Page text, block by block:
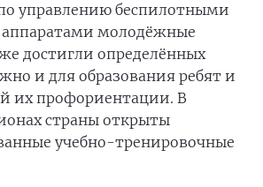
управлению беспилотными
молодёжные
достигли определённых
и для образования ребят и
их профориентации. В
страны открыты
учебно-тренировочные